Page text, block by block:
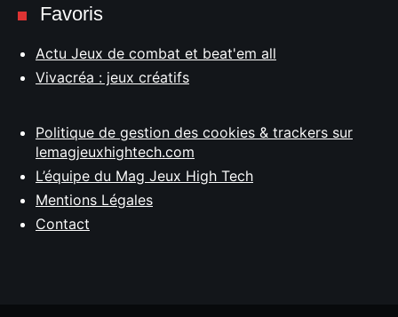
Favoris
Actu Jeux de combat et beat'em all
Vivacréa : jeux créatifs
Politique de gestion des cookies & trackers sur
lemagjeuxhightech.com
L’équipe du Mag Jeux High Tech
Mentions Légales
Contact